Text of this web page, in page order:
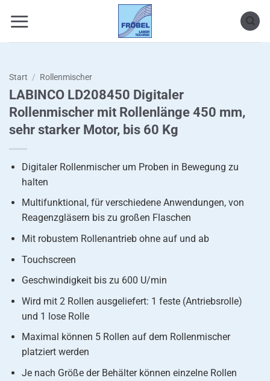
Inhalt
Start / Rollenmischer
LABINCO LD208450 Digitaler
Rollenmischer mit Rollenlänge 450 mm,
sehr starker Motor, bis 60 Kg
Digitaler Rollenmischer um Proben in Bewegung zu
halten
Multifunktional, für verschiedene Anwendungen, von
Reagenzgläsern bis zu großen Flaschen
Mit robustem Rollenantrieb ohne auf und ab
Touchscreen
Geschwindigkeit bis zu 600 U/min
Wird mit 2 Rollen ausgeliefert: 1 feste (Antriebsrolle)
und 1 lose Rolle
Maximal können 5 Rollen auf dem Rollenmischer
platziert werden
Je nach Größe der Behälter können einzelne Rollen